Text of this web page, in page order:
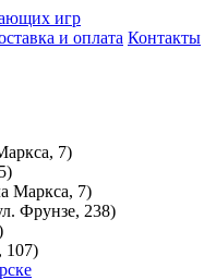
игр
и оплата Контакты
7)
Маркса, 7)
Фрунзе, 238)
107)